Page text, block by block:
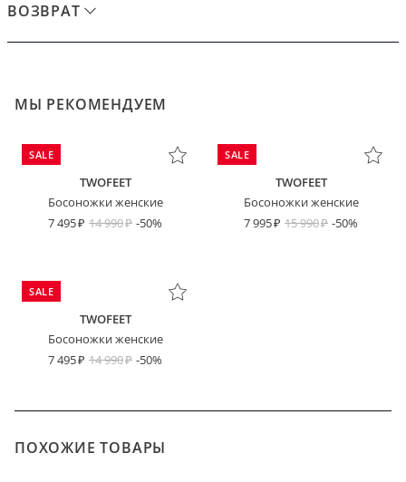
ВОЗВРАТ
МЫ РЕКОМЕНДУЕМ
SALE
TWOFEET
Босоножки женские
7 495
14 990 -50%
SALE
TWOFEET
Босоножки женские
7 995
15 990 -50%
SALE
TWOFEET
Босоножки женские
7 495
14 990 -50%
ПОХОЖИЕ ТОВАРЫ